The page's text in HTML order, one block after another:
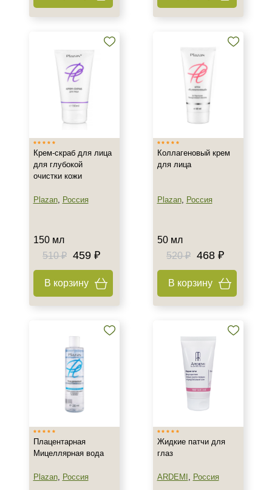
Антисептик
Тип пилинга
Азелаиновый
Гликолевый
Домашняя
Корейская
Лечебная
Показать еще
Все типы кожи
Любой возраст
После 20
Крем-скраб для лица
для глубокой
очистки кожи
Plazan, Россия
150 мл
510 ₽ 459 ₽
В корзину
Коллагеновый крем
для лица
Plazan, Россия
50 мл
520 ₽ 468 ₽
В корзину
Плацентарная
Мицеллярная вода
Plazan, Россия
Жидкие патчи для
глаз
ARDEMI , Россия